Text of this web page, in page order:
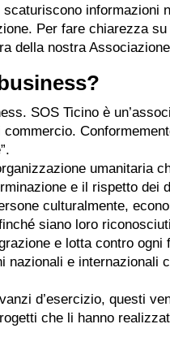
informazioni
Per fare chiarezza
della nostra
SOS Ticino è
umanitaria
e il rispetto dei
culturalmente,
siano loro
e lotta contro
e internazionali
d’esercizio, questi
che li hanno